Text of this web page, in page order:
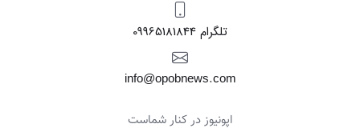
09965181844 تلگرام
info@opobnews.com
اپونیوز در کنار شماست